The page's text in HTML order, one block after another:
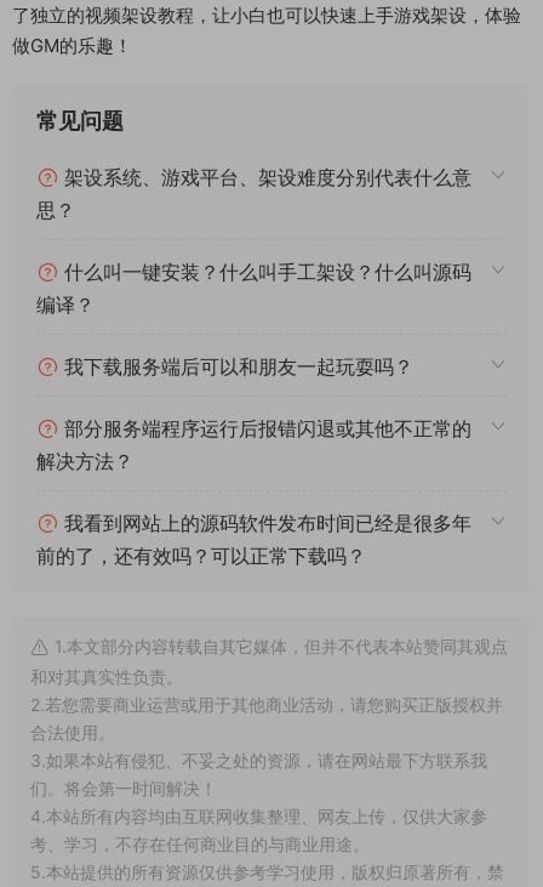
了独立的视频架设教程，让小白也可以快速上手游戏架设，体验
做GM的乐趣！
常见问题
架设系统、游戏平台、架设难度分别代表什么意
思？
什么叫一键安装？什么叫手工架设？什么叫源码
编译？
我下载服务端后可以和朋友一起玩耍吗？
部分服务端程序运行后报错闪退或其他不正常的
解决方法？
我看到网站上的源码软件发布时间已经是很多年
前的了，还有效吗？可以正常下载吗？
1.本文部分内容转载自其它媒体，但并不代表本站赞同其观点
和对其真实性负责。
2.若您需要商业运营或用于其他商业活动，请您购买正版授权并
合法使用。
3.如果本站有侵犯、不妥之处的资源，请在网站最下方联系我
们。将会第一时间解决！
4.本站所有内容均由互联网收集整理、网友上传，仅供大家参
考、学习，不存在任何商业目的与商业用途。
5.本站提供的所有资源仅供参考学习使用，版权归原著所有，禁